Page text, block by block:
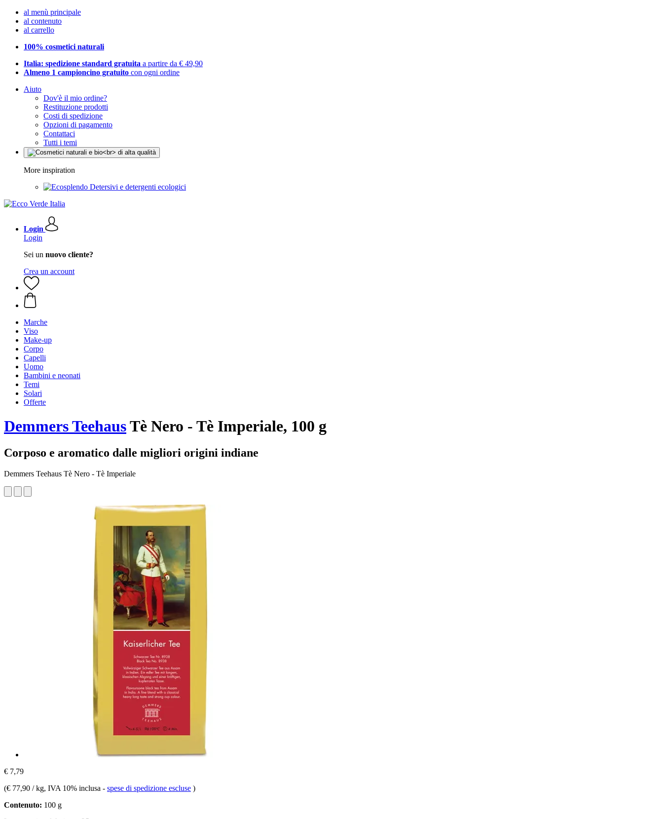
al menù principale
al contenuto
al carrello
100% cosmetici naturali
Italia: spedizione standard gratuita a partire da € 49,90
Almeno 1 campioncino gratuito con ogni ordine
Aiuto
Dov'è il mio ordine?
Restituzione prodotti
Costi di spedizione
Opzioni di pagamento
Contattaci
Tutti i temi
More inspiration
Detersivi e detergenti ecologici
Login
Login
Sei un nuovo cliente?
Crea un account
Marche
Viso
Make-up
Corpo
Capelli
Uomo
Bambini e neonati
Temi
Solari
Offerte
Demmers TeehausTè Nero - Tè Imperiale, 100 g
Corposo e aromatico dalle migliori origini indiane
Demmers Teehaus Tè Nero - Tè Imperiale
€ 7,79
(€ 77,90 / kg, IVA 10% inclusa - spese di spedizione escluse )
Contenuto: 100 g